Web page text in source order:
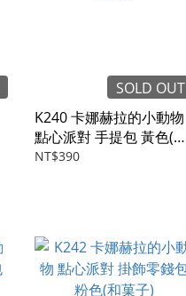
SOLD OUT
K240 卡娜赫拉的小動物
點心派對 手提包 黃色(飯
糰)
NT$390